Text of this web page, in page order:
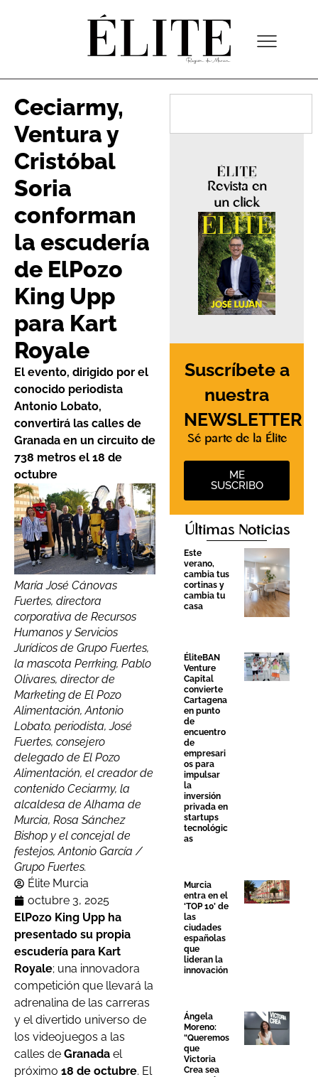
Ceciarmy,
Ventura y
Cristóbal
Soria
conforman
la escudería
de ElPozo
King Upp
para Kart
Royale
El evento, dirigido por el
conocido periodista
Antonio Lobato,
convertirá las calles de
Granada en un circuito de
738 metros el 18 de
octubre
María José Cánovas
Fuertes, directora
corporativa de Recursos
Humanos y Servicios
Jurídicos de Grupo Fuertes,
la mascota Perrking, Pablo
Olivares, director de
Marketing de El Pozo
Alimentación, Antonio
Lobato, periodista, José
Fuertes, consejero
delegado de El Pozo
Alimentación, el creador de
contenido Ceciarmy, la
alcaldesa de Alhama de
Murcia, Rosa Sánchez
Bishop y el concejal de
festejos, Antonio García /
Grupo Fuertes.
Élite Murcia
octubre 3, 2025
ElPozo King Upp ha
presentado su propia
escudería para Kart
Royale; una innovadora
competición que llevará la
adrenalina de las carreras
y el divertido universo de
los videojuegos a las
calles de Granada el
próximo 18 de octubre. El
Revista en
un click
Suscríbete a
nuestra
NEWSLETTER
Sé parte de la Élite
ME
SUSCRIBO
Últimas Noticias
Este
verano,
cambia tus
cortinas y
cambia tu
casa
ÉliteBAN
Venture
Capital
convierte
Cartagena
en punto
de
encuentro
de
empresari
os para
impulsar
la
inversión
privada en
startups
tecnológic
as
Murcia
entra en el
‘TOP 10’ de
las
ciudades
españolas
que
lideran la
innovación
Ángela
Moreno:
“Queremos
que
Victoria
Crea sea